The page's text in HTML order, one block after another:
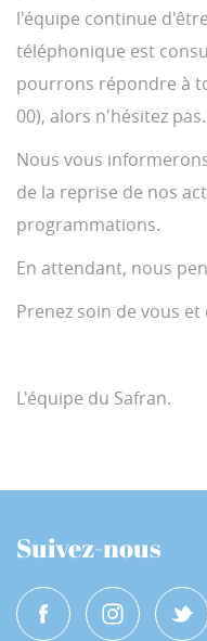
l'équipe continue
téléphonique est
pourrons répondre à
00), alors n'hésitez pas.
Nous vous
de la reprise de nos
programmations.
En attendant, nous
Prenez soin de vous
L'équipe du Safran.
Suivez-nous